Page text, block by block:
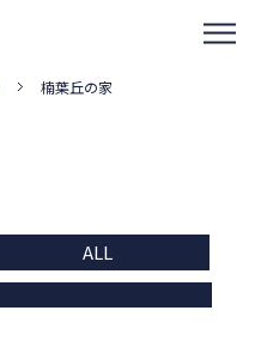
楠葉丘の家
ALL